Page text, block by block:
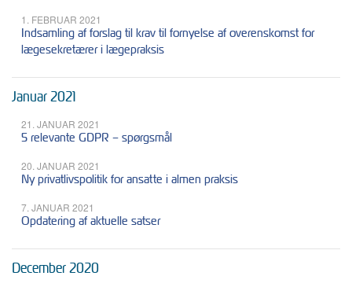
1. FEBRUAR 2021
Indsamling af forslag til krav til fornyelse af overenskomst for
lægesekretærer i lægepraksis
Januar 2021
21. JANUAR 2021
5 relevante GDPR – spørgsmål
20. JANUAR 2021
Ny privatlivspolitik for ansatte i almen praksis
7. JANUAR 2021
Opdatering af aktuelle satser
December 2020